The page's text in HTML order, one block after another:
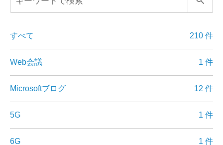
すべて 210 件
Web会議 1 件
Microsoftブログ 12 件
5G 1 件
6G 1 件